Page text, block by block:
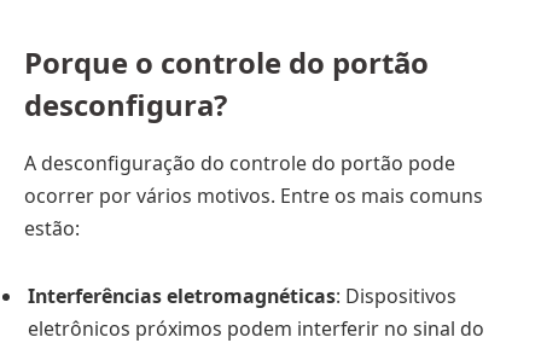
Porque o controle do portão
desconfigura?
A desconfiguração do controle do portão pode
ocorrer por vários motivos. Entre os mais comuns
estão:
Interferências eletromagnéticas: Dispositivos
eletrônicos próximos podem interferir no sinal do